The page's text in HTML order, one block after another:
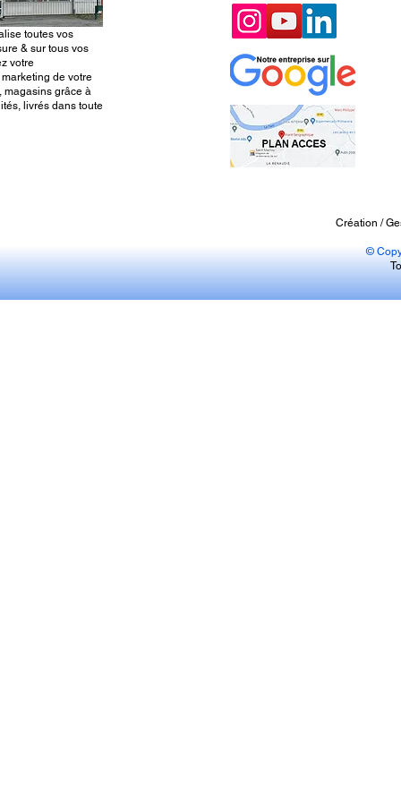
toutes vos
& sur tous vos
votre
de votre
magasins grâce à
livrés dans toute
Création /
©